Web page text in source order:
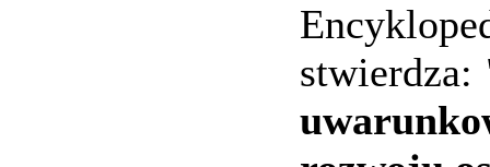
stwierdza: